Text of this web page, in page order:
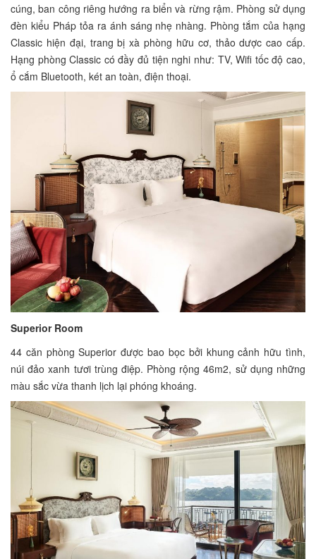
cúng, ban công riêng hướng ra biển và rừng rậm. Phòng sử dụng
đèn kiểu Pháp tỏa ra ánh sáng nhẹ nhàng. Phòng tắm của hạng
Classic hiện đại, trang bị xà phòng hữu cơ, thảo dược cao cấp.
Hạng phòng Classic có đầy đủ tiện nghi như: TV, Wifi tốc độ cao,
ổ cắm Bluetooth, két an toàn, điện thoại.
Superior Room
44 căn phòng Superior được bao bọc bởi khung cảnh hữu tình,
núi đảo xanh tươi trùng điệp. Phòng rộng 46m2, sử dụng những
màu sắc vừa thanh lịch lại phóng khoáng.